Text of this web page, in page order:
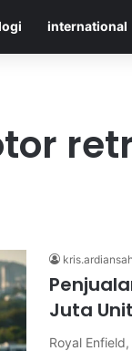
international
Juta
Royal